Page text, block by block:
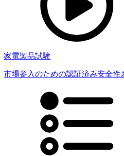
家電製品試験
市場参入のための認証済み安全性